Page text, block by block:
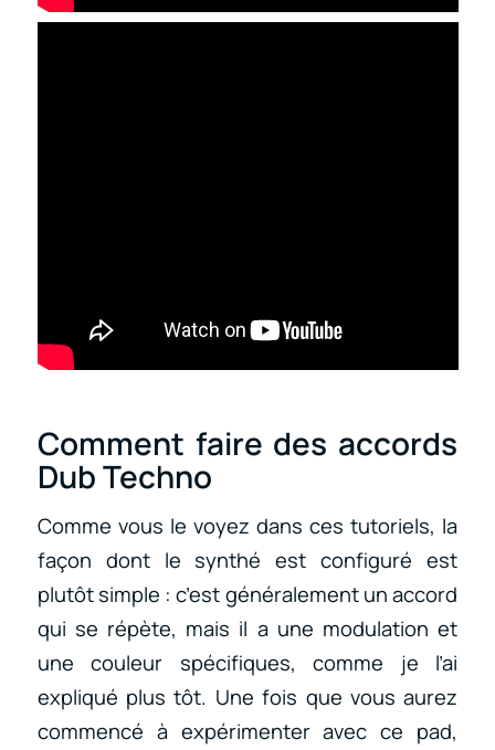
Comment faire des accords
Dub Techno
Comme vous le voyez dans ces tutoriels, la
façon dont le synthé est configuré est
plutôt simple : c’est généralement un accord
qui se répète, mais il a une modulation et
une couleur spécifiques, comme je l’ai
expliqué plus tôt. Une fois que vous aurez
commencé à expérimenter avec ce pad,